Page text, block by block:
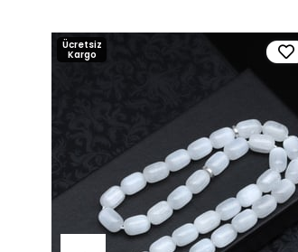
Ücretsiz
Kargo